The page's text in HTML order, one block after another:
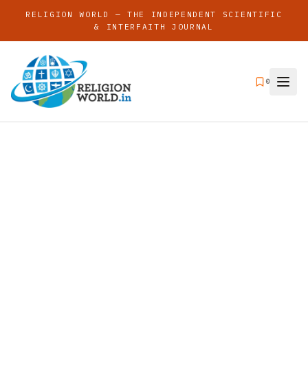
RELIGION WORLD — THE INDEPENDENT SCIENTIFIC
& INTERFAITH JOURNAL
0